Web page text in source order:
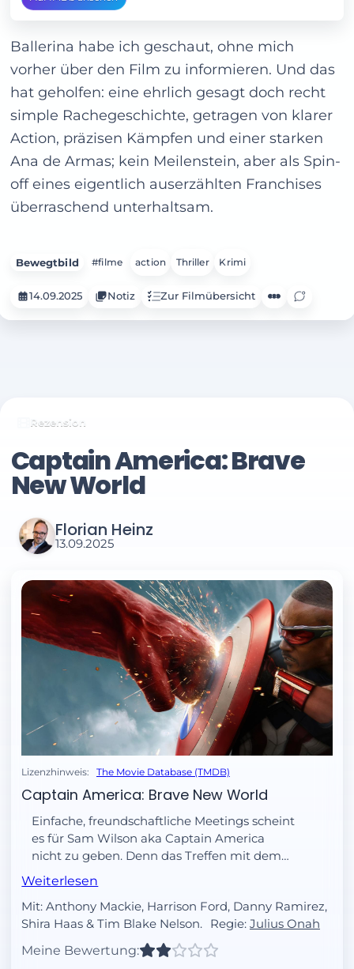
Ballerina habe ich geschaut, ohne mich
vorher über den Film zu informieren. Und das
hat geholfen: eine ehrlich gesagt doch recht
simple Rachegeschichte, getragen von klarer
Action, präzisen Kämpfen und einer starken
Ana de Armas; kein Meilenstein, aber als Spin-
off eines eigentlich auserzählten Franchises
überraschend unterhaltsam.
Bewegtbild #filme action Thriller Krimi
14.09.2025 Notiz Zur Filmübersicht
Rezension
Captain America: Brave
New World
Florian Heinz
13.09.2025
Lizenzhinweis: The Movie Database (TMDB)
Captain America: Brave New World
Einfache, freundschaftliche Meetings scheint
es für Sam Wilson aka Captain America
nicht zu geben. Denn das Treffen mit dem
gerade erst ins Amt gewählten US-
Präsidenten Thaddeus Ross verwickelt den
Avenger mit dem ikonischen Vibranium-
Schild in einen Konflikt globalen Ausmaßes.
Doch noch ist Zeit, die Welt davor zu
bewahren, ins absolute Chaos zu stürzen.
Weiterlesen
Mit: Anthony Mackie, Harrison Ford, Danny Ramirez,
Shira Haas & Tim Blake Nelson.
Regie: Julius Onah
Meine Bewertung: